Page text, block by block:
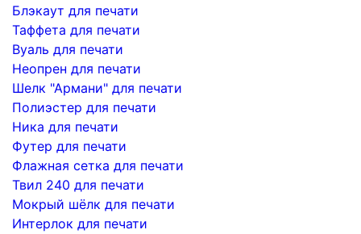
Блэкаут для печати
Таффета для печати
Вуаль для печати
Неопрен для печати
Шелк "Армани" для печати
Полиэстер для печати
Ника для печати
Футер для печати
Флажная сетка для печати
Твил 240 для печати
Мокрый шёлк для печати
Интерлок для печати